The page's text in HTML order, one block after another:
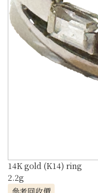
14K gold (K14) ring
2.2g